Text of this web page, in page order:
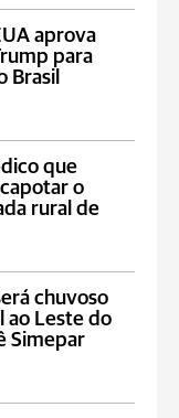
aprova
para
Brasil
que
o
rural de
chuvoso
ao Leste do
Simepar